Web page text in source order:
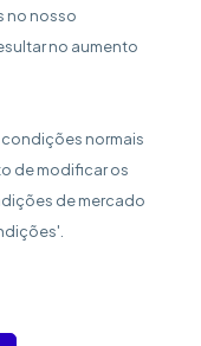
no nosso
no aumento
normais
de modificar os
de mercado